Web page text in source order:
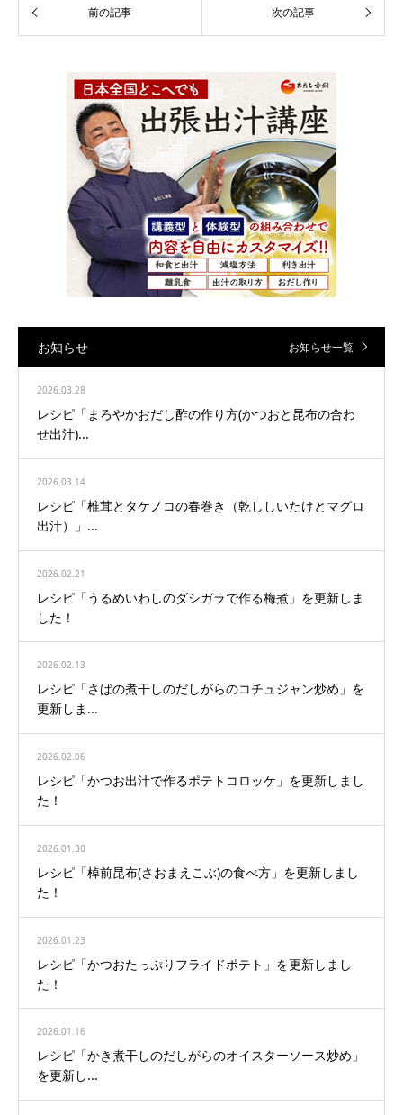
お知らせ お知らせ一覧
2026.03.28
レシピ「まろやかおだし酢の作り方(かつおと昆布の合わ
せ出汁)...
2026.03.14
レシピ「椎茸とタケノコの春巻き（乾ししいたけとマグロ
出汁）」...
2026.02.21
レシピ「うるめいわしのダシガラで作る梅煮」を更新しま
した！
2026.02.13
レシピ「さばの煮干しのだしがらのコチュジャン炒め」を
更新しま...
2026.02.06
レシピ「かつお出汁で作るポテトコロッケ」を更新しまし
た！
2026.01.30
レシピ「棹前昆布(さおまえこぶ)の食べ方」を更新しまし
た！
2026.01.23
レシピ「かつおたっぷりフライドポテト」を更新しまし
た！
2026.01.16
レシピ「かき煮干しのだしがらのオイスターソース炒め」
を更新し...